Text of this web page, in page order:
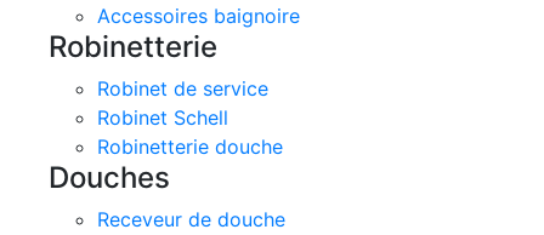
Accessoires baignoire
Robinetterie
Robinet de service
Robinet Schell
Robinetterie douche
Douches
Receveur de douche